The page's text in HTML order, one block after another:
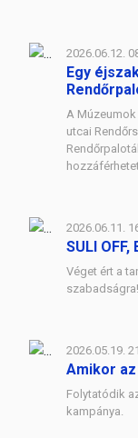
2026.06.12.
Egy
A Múzeumok
utcai
2026.06.11.
SULI OFF,
Véget ért a
szabadságra!
2026.05.19.
Amikor
Folytatódik
kampánya.